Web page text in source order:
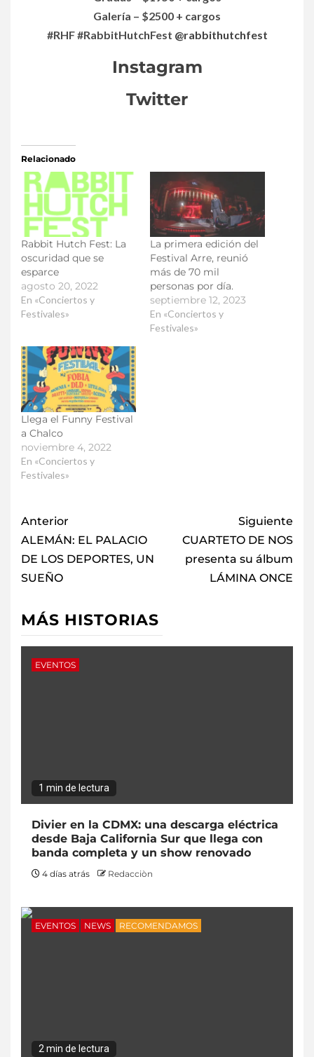
Galería – $2500 + cargos
#RHF #RabbitHutchFest @rabbithutchfest
Instagram
Twitter
Relacionado
Rabbit Hutch Fest: La
oscuridad que se
esparce
agosto 20, 2022
En «Conciertos y
Festivales»
La primera edición del
Festival Arre, reunió
más de 70 mil
personas por día.
septiembre 12, 2023
En «Conciertos y
Festivales»
Llega el Funny Festival
a Chalco
noviembre 4, 2022
En «Conciertos y
Festivales»
Anterior
ALEMÁN: EL PALACIO
DE LOS DEPORTES, UN
SUEÑO
Siguiente
CUARTETO DE NOS
presenta su álbum
LÁMINA ONCE
MÁS HISTORIAS
EVENTOS
1 min de lectura
Divier en la CDMX: una descarga eléctrica
desde Baja California Sur que llega con
banda completa y un show renovado
4 días atrás Redacciòn
EVENTOS NEWS RECOMENDAMOS
2 min de lectura